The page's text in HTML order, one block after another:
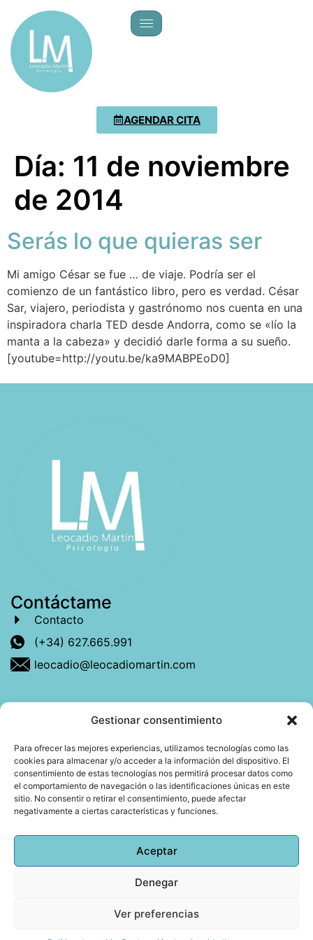
Gestionar consentimiento
Para ofrecer las mejores experiencias, utilizamos tecnologías como las
cookies para almacenar y/o acceder a la información del dispositivo. El
consentimiento de estas tecnologías nos permitirá procesar datos como
el comportamiento de navegación o las identificaciones únicas en este
sitio. No consentir o retirar el consentimiento, puede afectar
negativamente a ciertas características y funciones.
Aceptar
Denegar
Ver preferencias
AGENDAR CITA
Día: 11 de noviembre
de 2014
Serás lo que quieras ser
Mi amigo César se fue … de viaje. Podría ser el
comienzo de un fantástico libro, pero es verdad. César
Sar, viajero, periodista y gastrónomo nos cuenta en una
inspiradora charla TED desde Andorra, como se «lío la
manta a la cabeza» y decidió darle forma a su sueño.
[youtube=http://youtu.be/ka9MABPEoD0]
Contáctame
Contacto
(+34) 627.665.991
leocadio@leocadiomartin.com
Descubre más sobre mí
Mi libro: La felicidad: qué ayuda y qué no.
Blog: Reflexiones que conectan
Agendar cita
Leocadio Martín | DiseñoHuub World